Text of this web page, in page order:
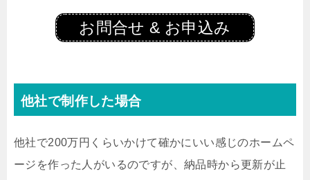
お問合せ & お申込み
他社で制作した場合
他社で200万円くらいかけて確かにいい感じのホームペ
ージを作った人がいるのですが、納品時から更新が止